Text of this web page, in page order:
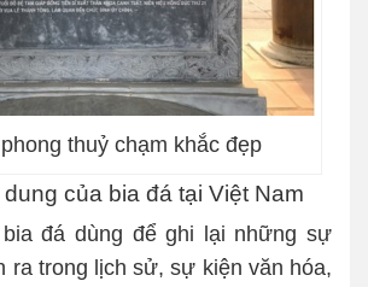
thuỷ chạm khắc đẹp
của bia đá tại Việt Nam
đá dùng để ghi lại những sự
ra trong lịch sử, sự kiện văn hóa,